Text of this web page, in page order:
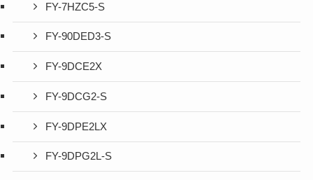
FY-7HZC5-S
FY-90DED3-S
FY-9DCE2X
FY-9DCG2-S
FY-9DPE2LX
FY-9DPG2L-S